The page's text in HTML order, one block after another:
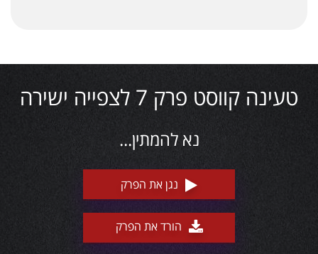
טעינה קווסט פרק 7 לצפייה ישירה
נא להמתין...
נגן את הפרק
הורד את הפרק